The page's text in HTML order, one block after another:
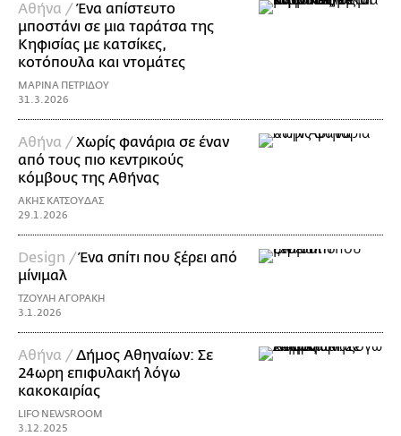
Αθήνα /Ένα απίστευτο
μποστάνι σε μια ταράτσα της
Κηφισίας με κατσίκες,
κοτόπουλα και ντομάτες
ΜΑΡΙΝΑ ΠΕΤΡΙΔΟΥ
31.3.2026
Αθήνα / Xωρίς φανάρια σε έναν
από τους πιο κεντρικούς
κόμβους της Αθήνας
ΑΚΗΣ ΚΑΤΣΟΥΔΑΣ
29.1.2026
Design /Ένα σπίτι που ξέρει από
μίνιμαλ
ΤΖΟΥΛΗ ΑΓΟΡΑΚΗ
3.1.2026
Αθήνα / Δήμος Αθηναίων: Σε
24ωρη επιφυλακή λόγω
κακοκαιρίας
LIFO NEWSROOM
3.12.2025